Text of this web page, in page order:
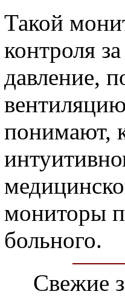
Такой
контроля
давление,
понимают,
мониторы
больного.
Свежие